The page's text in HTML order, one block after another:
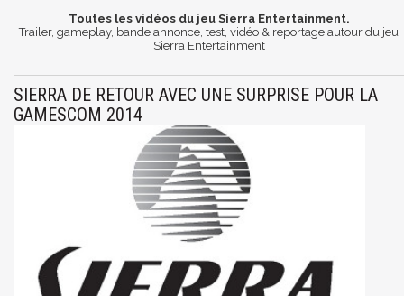
Toutes les vidéos du jeu Sierra Entertainment.
Trailer, gameplay, bande annonce, test, vidéo & reportage autour du jeu
Sierra Entertainment
SIERRA DE RETOUR AVEC UNE SURPRISE POUR LA
GAMESCOM 2014